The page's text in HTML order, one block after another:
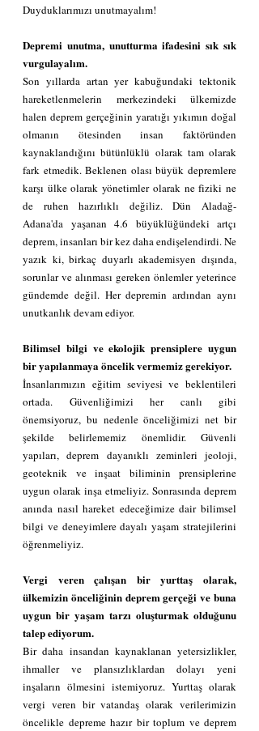
Duyduklarımızı unutmayalım!
Depremi unutma, unutturma ifadesini sık sık
vurgulayalım.
Son yıllarda artan yer kabuğundaki tektonik
hareketlenmelerin merkezindeki ülkemizde
halen deprem gerçeğinin yaratığı yıkımın doğal
olmanın ötesinden insan faktöründen
kaynaklandığını bütünlüklü olarak tam olarak
fark etmedik. Beklenen olası büyük depremlere
karşı ülke olarak yönetimler olarak ne fiziki ne
de ruhen hazırlıklı değiliz. Dün Aladağ-
Adana'da yaşanan 4.6 büyüklüğündeki artçı
deprem, insanları bir kez daha endişelendirdi. Ne
yazık ki, birkaç duyarlı akademisyen dışında,
sorunlar ve alınması gereken önlemler yeterince
gündemde değil. Her depremin ardından aynı
unutkanlık devam ediyor.
Bilimsel bilgi ve ekolojik prensiplere uygun
bir yapılanmaya öncelik vermemiz gerekiyor.
İnsanlarımızın eğitim seviyesi ve beklentileri
ortada. Güvenliğimizi her canlı gibi
önemsiyoruz, bu nedenle önceliğimizi net bir
şekilde belirlememiz önemlidir. Güvenli
yapıları, deprem dayanıklı zeminleri jeoloji,
geoteknik ve inşaat biliminin prensiplerine
uygun olarak inşa etmeliyiz. Sonrasında deprem
anında nasıl hareket edeceğimize dair bilimsel
bilgi ve deneyimlere dayalı yaşam stratejilerini
öğrenmeliyiz.
Vergi veren çalışan bir yurttaş olarak,
ülkemizin önceliğinin deprem gerçeği ve buna
uygun bir yaşam tarzı oluşturmak olduğunu
talep ediyorum.
Bir daha insandan kaynaklanan yetersizlikler,
ihmaller ve plansızlıklardan dolayı yeni
inşaların ölmesini istemiyoruz. Yurttaş olarak
vergi veren bir vatandaş olarak verilerimizin
öncelikle depreme hazır bir toplum ve deprem